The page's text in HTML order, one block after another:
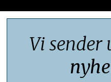
Vi sender